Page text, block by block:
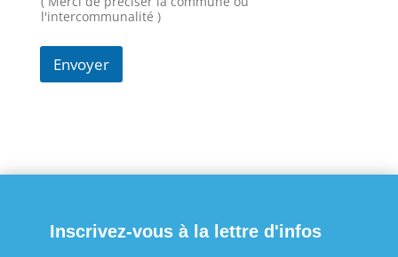
m
l'intercommunalité )
Envoyer
Inscrivez-vous à la lettre d'infos